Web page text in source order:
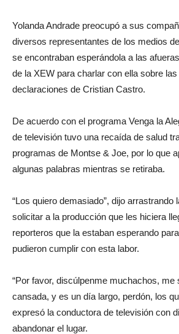
Yolanda Andrade preocupó a sus
diversos representantes de los medios
se encontraban esperándola a las
de la XEW para charlar con ella sobre
declaraciones de Cristian Castro.
De acuerdo con el programa Venga la
de televisión tuvo una recaída de salud
programas de Montse & Joe, por lo que
algunas palabras mientras se retiraba.
“Los quiero demasiado”, dijo arrastrando
solicitar a la producción que les hiciera
reporteros que la estaban esperando
pudieron cumplir con esta labor.
“Por favor, discúlpenme muchachos, me
cansada, y es un día largo, perdón, los
expresó la conductora de televisión con
abandonar el lugar.